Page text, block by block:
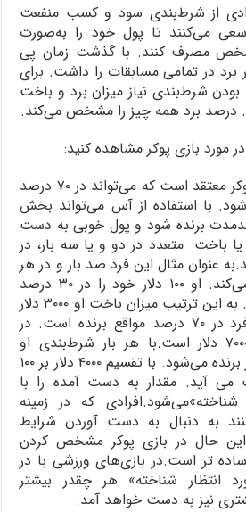
از شرط‌بندی سود و کسب منفعت
می‌کنند تا پول خود را به‌صورت
مصرف کنند. با گذشت زمان پی
برد در تمامی مسابقات را داشت. برای
شرط‌بندی نیاز میزان برد و باخت
درصد برد همه چیز را مشخص می‌کند.
در مورد بازی پوکر مشاهده کنید:
با داشتن آس بازیکن پوکر معتقد است که می‌تواند در ۷۰ درصد
با استفاده از آس می‌تواند بخش
برنده شود و پول خوبی به دست
باخت متعدد در دو و یا سه بار، در
عنوان مثال این فرد صد بار و در هر
بار ۱۰۰ دلار شرط‌بندی می‌کند. او ۱۰۰ دلار خود را در ۳۰ درصد
مواقع از دست می دهد. به این ترتیب میزان باخت او ۳۰۰۰ دلار
است. در آن سو این فرد در ۷۰ درصد مواقع برنده است. در
نتیجه مقادیر برد او ۷۰۰۰ دلار است.با هر بار شرط‌بندی او
به‌صورت متوسط ۴۰ دلار برنده می‌شود. با تقسیم ۴۰۰۰ دلار بر ۱۰۰
به دست می آید. مقدار به دست آمده را با
شناخته»می‌شود.افرادی که در زمینه
به دنبال به دست آوردن شرایط
حال در بازی پوکر مشخص کردن
تر است.در بازی‌های ورزشی با در
انتظار شناخته» هر چقدر بیشتر
نیز به دست خواهد آمد.